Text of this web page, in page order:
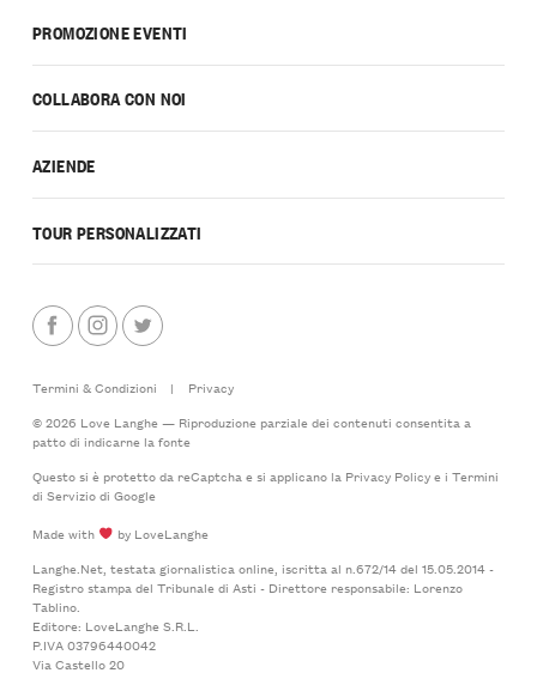
PROMOZIONE EVENTI
COLLABORA CON NOI
AZIENDE
TOUR PERSONALIZZATI
Termini & Condizioni |
Privacy
© 2026 Love Langhe — Riproduzione parziale dei contenuti consentita a
patto di indicarne la fonte
Questo si è protetto da reCaptcha e si applicano la Privacy Policye i Termini
di Serviziodi Google
Made with
by LoveLanghe
Langhe.Net, testata giornalistica online, iscritta al n.672/14 del 15.05.2014 -
Registro stampa del Tribunale di Asti - Direttore responsabile: Lorenzo
Tablino.
Editore: LoveLanghe S.R.L.
P.IVA 03796440042
Via Castello 20